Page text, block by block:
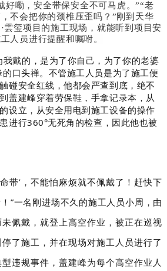
好嘞，安全带保安全不可马虎。”“老
不会把你的颈椎压歪吗？ ”刚到天华
雲玺项目的施工现场，就能听到项目安
人员进行提醒和嘱咐。
我戴的，是为了你自己，为了你的老婆
口头禅。不管施工人员是为了施工便
碰安全红线，他都会严查到底，绝不
盖建峰穿着劳保鞋，手拿记录本，从
设立，从安全用电到施工设备的操作
进行360°无死角的检查，因此他也被
带’，不能怕麻烦就不佩戴了！赶快下
”一名刚进场不久的施工人员小周，由
佩戴，就登上高空作业，被正在巡视
了施工，并在现场对施工人员进行了
违规事件，盖建峰为每个高空作业人